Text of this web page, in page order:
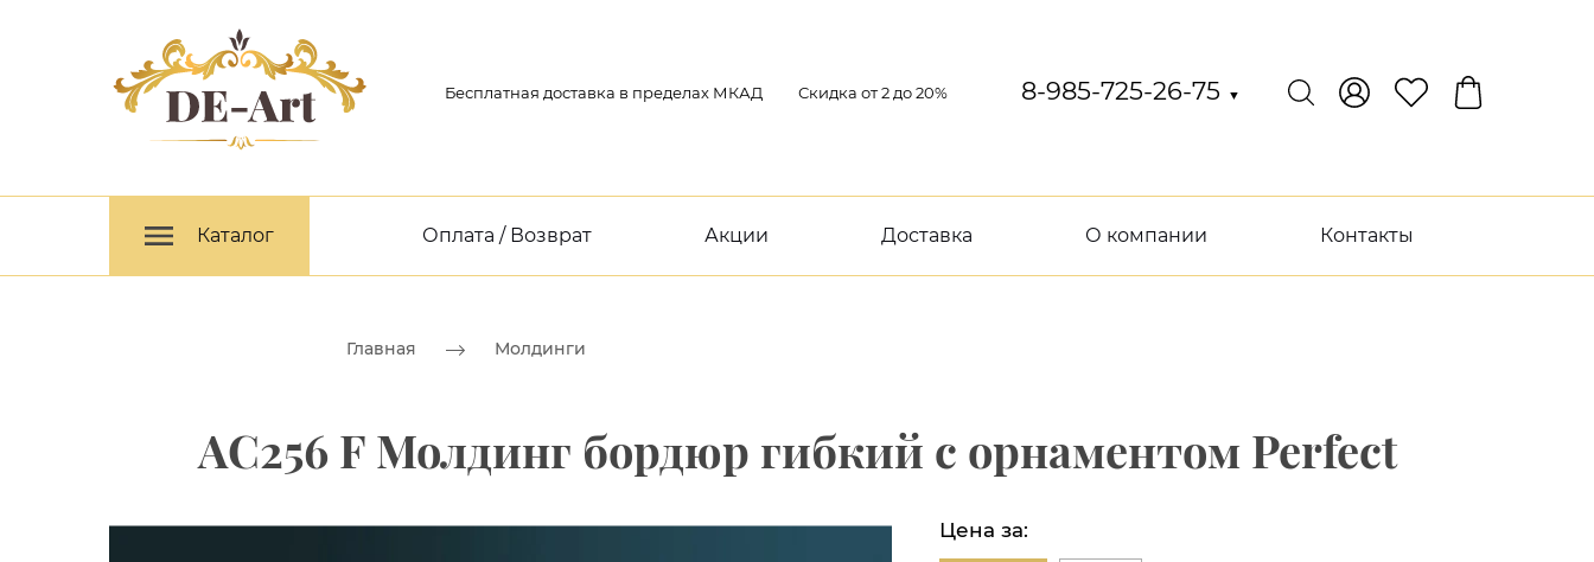
Бесплатная доставка в пределах МКАД Скидка от 2 до 20% 8-985-725-26-75 ▼
Каталог Оплата / Возврат Акции Доставка О компании Контакты
Главная Молдинги
AC256 F Молдинг бордюр гибкий с орнаментом Perfect
Цена за: